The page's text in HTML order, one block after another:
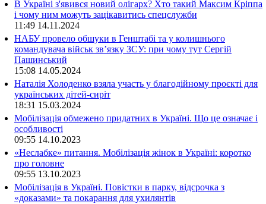
В Україні з'явився новий олігарх? Хто такий Максим Кріппа
і чому ним можуть зацікавитись спецслужби
11:49 14.11.2024
НАБУ провело обшуки в Генштабі та у колишнього
командувача військ зв’язку ЗСУ: при чому тут Сергій
Пашинський
15:08 14.05.2024
Наталія Холоденко взяла участь у благодійному проєкті для
українських дітей-сиріт
18:31 15.03.2024
Мобілізація обмежено придатних в Україні. Що це означає і
особливості
09:55 14.10.2023
«Неслабке» питання. Мобілізація жінок в Україні: коротко
про головне
09:55 13.10.2023
Мобілізація в Україні. Повістки в парку, відсрочка з
«доказами» та покарання для ухилянтів